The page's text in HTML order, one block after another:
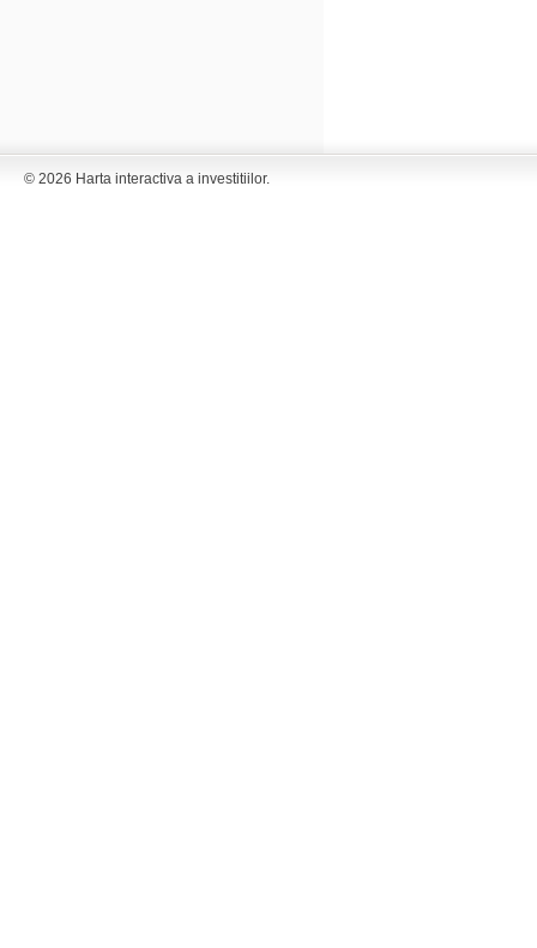
© 2026 Harta interactiva a investitiilor.